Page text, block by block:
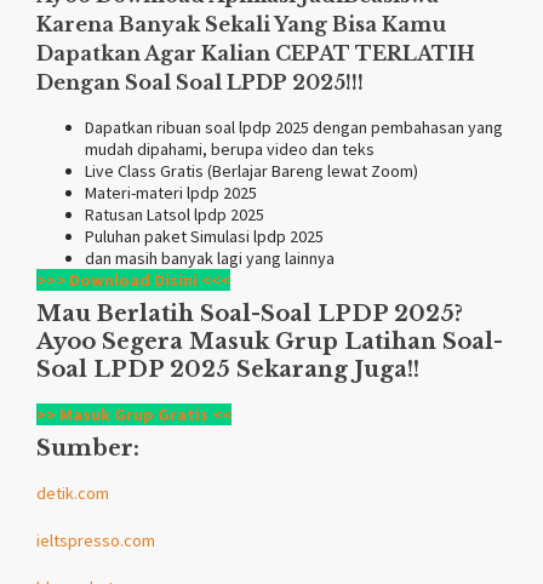
Karena Banyak Sekali Yang Bisa Kamu
Dapatkan Agar Kalian CEPAT TERLATIH
Dengan Soal Soal LPDP 2025!!!
Dapatkan ribuan soal lpdp 2025 dengan pembahasan yang
mudah dipahami, berupa video dan teks
Live Class Gratis (Berlajar Bareng lewat Zoom)
Materi-materi lpdp 2025
Ratusan Latsol lpdp 2025
Puluhan paket Simulasi lpdp 2025
dan masih banyak lagi yang lainnya
>>> Download Disini <<<
Mau Berlatih Soal-Soal LPDP 2025?
Ayoo Segera Masuk Grup Latihan Soal-
Soal LPDP 2025 Sekarang Juga!!
>> Masuk Grup Gratis <<
Sumber:
detik.com
ieltspresso.com